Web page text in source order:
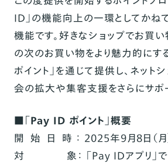
ID」の機能向上の一環としてかね
機能です。好きなショップでお買
の次のお買い物をより魅力的にす
ポイント」を通じて提供し、ネット
会の拡大や集客支援をさらにサポ
■「Pay ID ポイント」概要
開 始 日 時 ： 2025年9月8日（月
対 象： 「Pay IDアプリ」で